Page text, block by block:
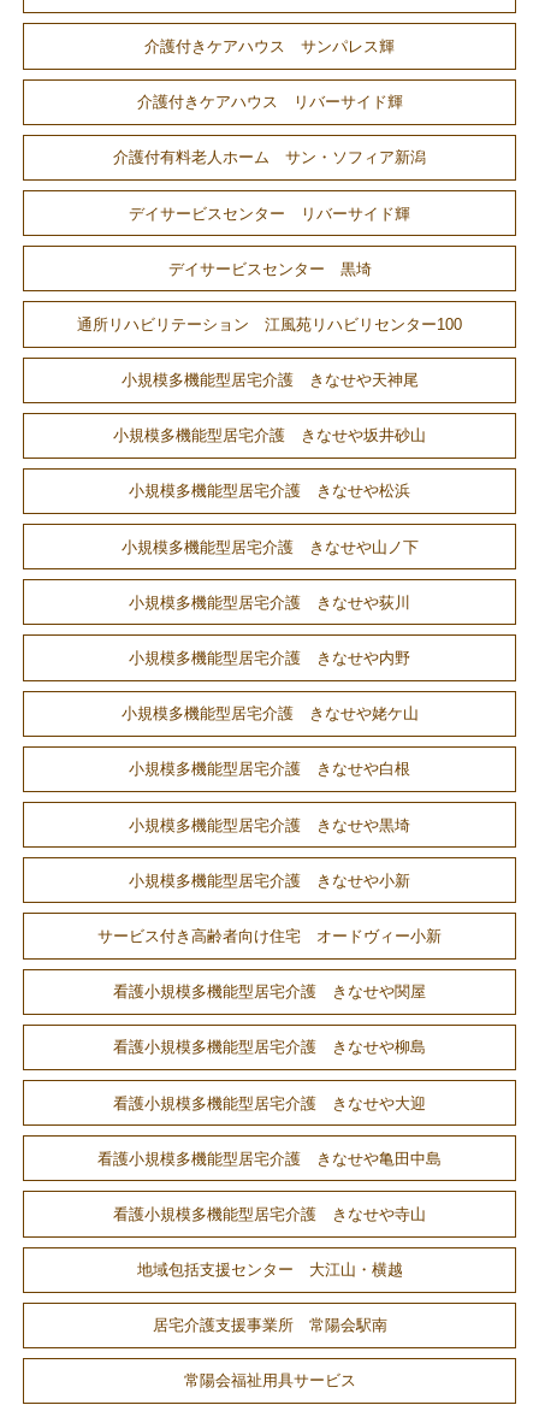
介護付きケアハウス サンパレス輝
介護付きケアハウス リバーサイド輝
介護付有料老人ホーム サン・ソフィア新潟
デイサービスセンター リバーサイド輝
デイサービスセンター 黒埼
通所リハビリテーション 江風苑リハビリセンター100
小規模多機能型居宅介護 きなせや天神尾
小規模多機能型居宅介護 きなせや坂井砂山
小規模多機能型居宅介護 きなせや松浜
小規模多機能型居宅介護 きなせや山ノ下
小規模多機能型居宅介護 きなせや荻川
小規模多機能型居宅介護 きなせや内野
小規模多機能型居宅介護 きなせや姥ケ山
小規模多機能型居宅介護 きなせや白根
小規模多機能型居宅介護 きなせや黒埼
小規模多機能型居宅介護 きなせや小新
サービス付き高齢者向け住宅 オードヴィー小新
看護小規模多機能型居宅介護 きなせや関屋
看護小規模多機能型居宅介護 きなせや柳島
看護小規模多機能型居宅介護 きなせや大迎
看護小規模多機能型居宅介護 きなせや亀田中島
看護小規模多機能型居宅介護 きなせや寺山
地域包括支援センター 大江山・横越
居宅介護支援事業所 常陽会駅南
常陽会福祉用具サービス